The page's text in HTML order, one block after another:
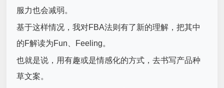
服力也会减弱。
基于这样情况，我对FBA法则有了新的理解，把其中
的F解读为Fun、Feeling。
也就是说，用有趣或是情感化的方式，去书写产品种
草文案。